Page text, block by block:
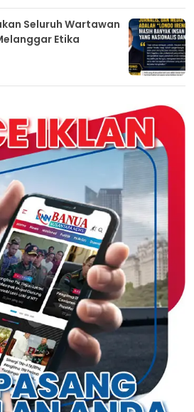
Seluruh Wartawan
Etika